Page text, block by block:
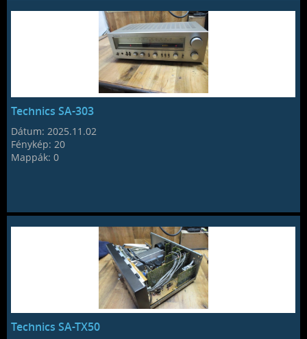
Technics SA-303
Dátum:2025.11.02
Fénykép:20
Mappák:0
Technics SA-TX50